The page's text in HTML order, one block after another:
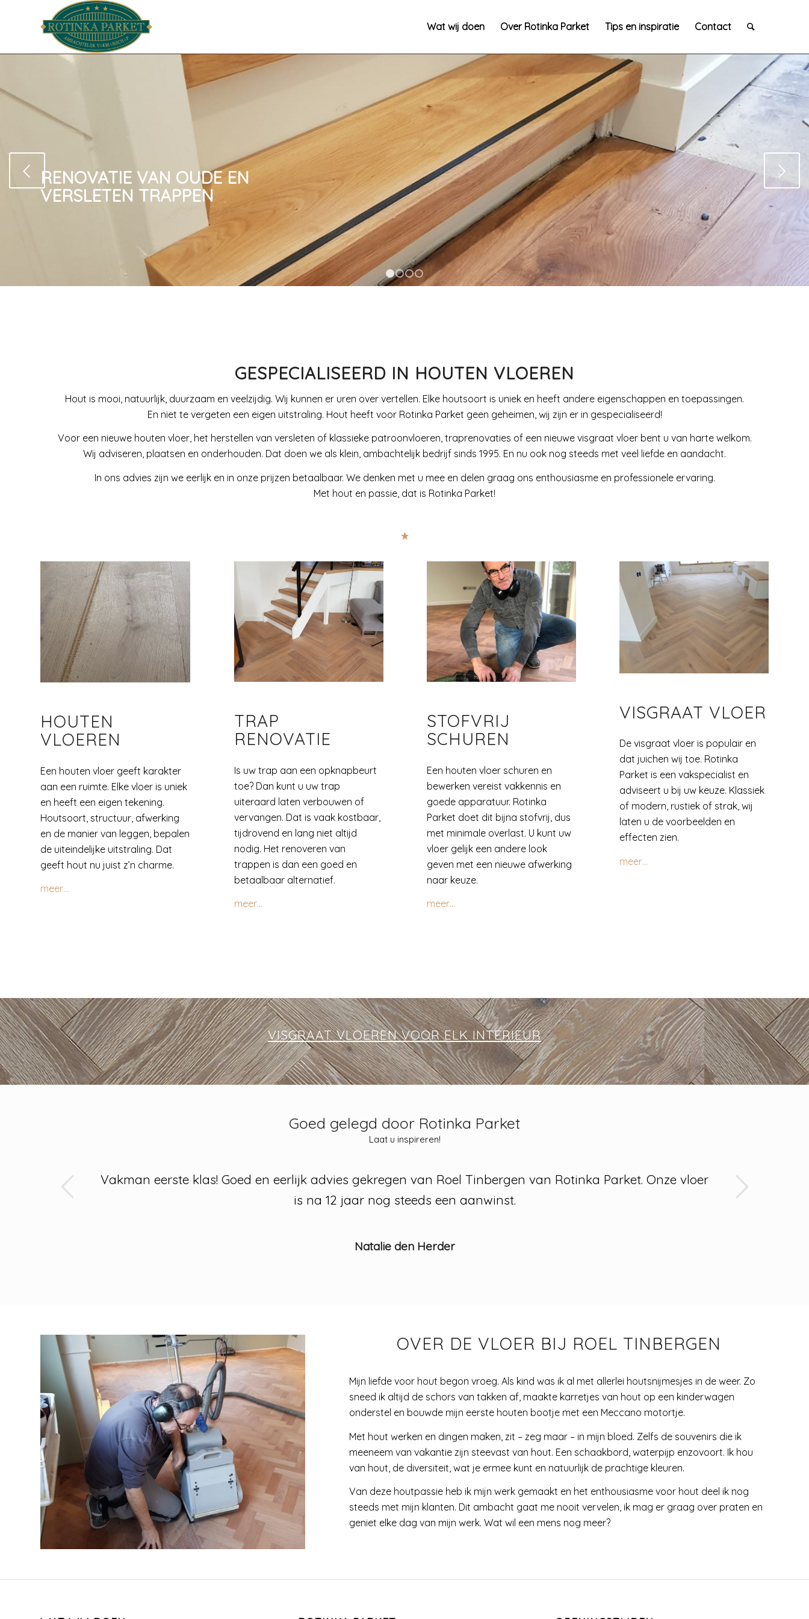
Wat wij doen Over Rotinka Parket Tips en inspiratie Contact
RENOVATIE VAN OUDE EN
VERSLETEN TRAPPEN
Next
2 4
GESPECIALISEERD IN HOUTEN VLOEREN
Hout is mooi, natuurlijk, duurzaam en veelzijdig. Wij kunnen er uren over vertellen. Elke houtsoort is uniek en heeft andere eigenschappen en toepassingen.
En niet te vergeten een eigen uitstraling. Hout heeft voor Rotinka Parket geen geheimen, wij zijn er in gespecialiseerd!
Voor een nieuwe houten vloer, het herstellen van versleten of klassieke patroonvloeren, traprenovaties of een nieuwe visgraat vloer bent u van harte welkom.
Wij adviseren, plaatsen en onderhouden. Dat doen we als klein, ambachtelijk bedrijf sinds 1995. En nu ook nog steeds met veel liefde en aandacht.
In ons advies zijn we eerlijk en in onze prijzen betaalbaar. We denken met u mee en delen graag ons enthousiasme en professionele ervaring.
Met hout en passie, dat is Rotinka Parket!
HOUTEN
VLOEREN
Een houten vloer geeft karakter
aan een ruimte. Elke vloer is uniek
en heeft een eigen tekening.
Houtsoort, structuur, afwerking
en de manier van leggen, bepalen
de uiteindelijke uitstraling. Dat
geeft hout nu juist z’n charme.
meer…
TRAP
RENOVATIE
Is uw trap aan een opknapbeurt
toe? Dan kunt u uw trap
uiteraard laten verbouwen of
vervangen. Dat is vaak kostbaar,
tijdrovend en lang niet altijd
nodig. Het renoveren van
trappen is dan een goed en
betaalbaar alternatief.
meer…
STOFVRIJ
SCHUREN
Een houten vloer schuren en
bewerken vereist vakkennis en
goede apparatuur. Rotinka
Parket doet dit bijna stofvrij, dus
met minimale overlast. U kunt uw
vloer gelijk een andere look
geven met een nieuwe afwerking
naar keuze.
meer…
VISGRAAT VLOER
De visgraat vloer is populair en
dat juichen wij toe. Rotinka
Parket is een vakspecialist en
adviseert u bij uw keuze. Klassiek
of modern, rustiek of strak, wij
laten u de voorbeelden en
effecten zien.
meer…
VISGRAAT VLOEREN VOOR ELK INTERIEUR
Goed gelegd door Rotinka Parket
Laat u inspireren!
Vakman eerste klas! Goed en eerlijk advies gekregen van Roel Tinbergen van Rotinka Parket. Onze vloer
is na 12 jaar nog steeds een aanwinst.
Natalie den Herder
Next
OVER DE VLOER BIJ ROEL TINBERGEN
Mijn liefde voor hout begon vroeg. Als kind was ik al met allerlei houtsnijmesjes in de weer. Zo
sneed ik altijd de schors van takken af, maakte karretjes van hout op een kinderwagen
onderstel en bouwde mijn eerste houten bootje met een Meccano motortje.
Met hout werken en dingen maken, zit – zeg maar – in mijn bloed. Zelfs de souvenirs die ik
meeneem van vakantie zijn steevast van hout. Een schaakbord, waterpijp enzovoort. Ik hou
van hout, de diversiteit, wat je ermee kunt en natuurlijk de prachtige kleuren.
Van deze houtpassie heb ik mijn werk gemaakt en het enthousiasme voor hout deel ik nog
steeds met mijn klanten. Dit ambacht gaat me nooit vervelen, ik mag er graag over praten en
geniet elke dag van mijn werk. Wat wil een mens nog meer?